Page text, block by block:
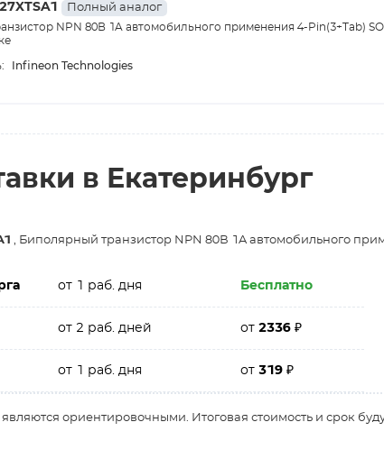
Полный аналог
NPN 80В 1A автомобильного применения 4-Pin(3+Tab)
Infineon Technologies
в Екатеринбург
, Биполярный транзистор NPN 80В 1A автомобильного
от 1 раб. дня Бесплатно
от 2 раб. дней от2336₽
от 1 раб. дня от319₽
являются ориентировочными. Итоговая стоимость и срок